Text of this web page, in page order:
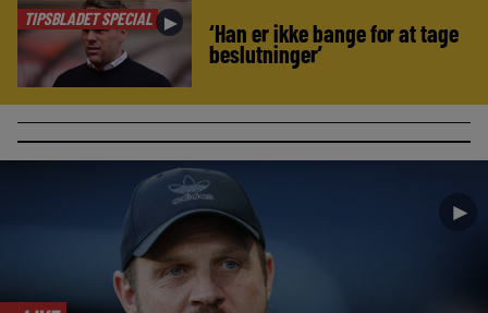
TIPSBLADET SPECIAL ► ‘Han er ikke bange for at tage
beslutninger’
►